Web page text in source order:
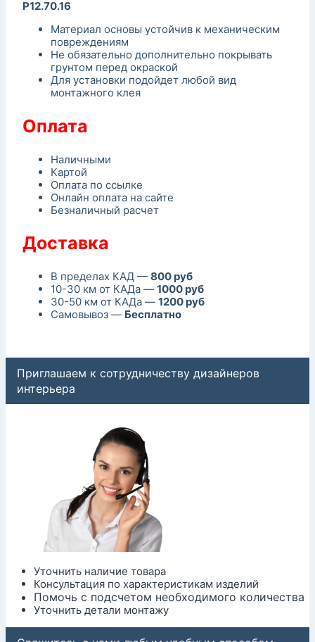
P12.70.16
Материал основы устойчив к механическим
повреждениям
Не обязательно дополнительно покрывать
грунтом перед окраской
Для установки подойдет любой вид
монтажного клея
Оплата
Наличными
Картой
Оплата по ссылке
Онлайн оплата на сайте
Безналичный расчет
Доставка
В пределах КАД — 800 руб
10-30 км от КАДа — 1000 руб
30-50 км от КАДа — 1200 руб
Самовывоз — Бесплатно
Приглашаем к сотрудничеству дизайнеров
интерьера
Уточнить наличие товара
Консультация по характеристикам изделий
Помочь с подсчетом необходимого количества
Уточнить детали монтажу